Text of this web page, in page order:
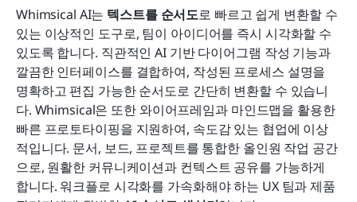
Whimsical AI는 텍스트를 순서도로 빠르고 쉽게 변환할 수
있는 이상적인 도구로, 팀이 아이디어를 즉시 시각화할 수
있도록 합니다. 직관적인 AI 기반 다이어그램 작성 기능과
깔끔한 인터페이스를 결합하여, 작성된 프로세스 설명을
명확하고 편집 가능한 순서도로 간단히 변환할 수 있습니
다. Whimsical은 또한 와이어프레임과 마인드맵을 활용한
빠른 프로토타이핑을 지원하여, 속도감 있는 협업에 이상
적입니다. 문서, 보드, 프로젝트를 통합한 올인원 작업 공간
으로, 원활한 커뮤니케이션과 컨텍스트 공유를 가능하게
합니다. 워크플로 시각화를 가속화해야 하는 UX 팀과 제품